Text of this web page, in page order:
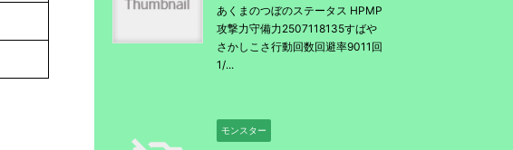
あくまのつぼのステータス HPMP
攻撃力守備力2507118135すばや
さかしこさ行動回数回避率9011回
1/...
モンスター